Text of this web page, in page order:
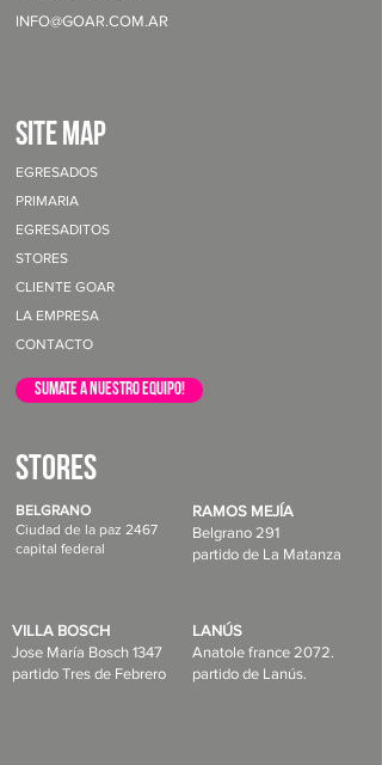
INFO@GOAR.COM.AR
site map
EGRESADOS
PRIMARIA
EGRESADITOS
STORES
CLIENTE GOAR
LA EMPRESA
CONTACTO
sumate a nuestro equipo!
STORES
BELGRANO
Ciudad de la paz 2467
capital federal
RAMOS MEJÍA
Belgrano 291
partido de La Matanza
VILLA BOSCH
Jose María Bosch 1347
partido Tres de Febrero
LANÚS
Anatole france 2072.
partido de Lanús.